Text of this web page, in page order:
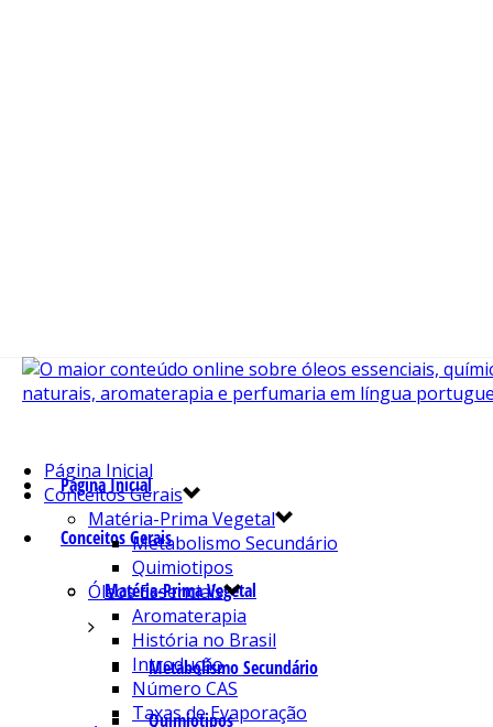
Página Inicial
Conceitos Gerais
Matéria-Prima Vegetal
Metabolismo Secundário
Quimiotipos
Página Inicial
Conceitos Gerais
Matéria-Prima Vegetal
Metabolismo Secundário
Quimiotipos
Óleos Essenciais
Aromaterapia
História no Brasil
Introdução
Número CAS
Taxas de Evaporação